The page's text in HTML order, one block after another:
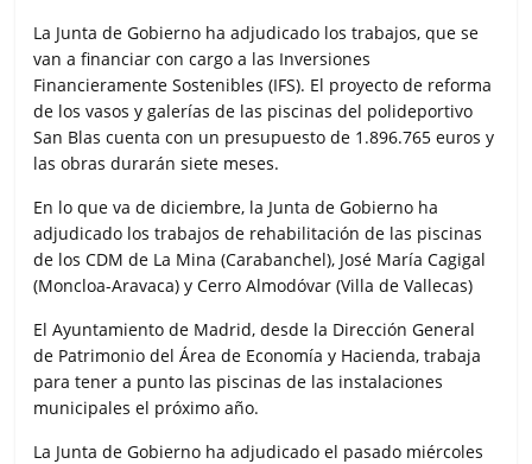
La Junta de Gobierno ha adjudicado los trabajos, que se
van a financiar con cargo a las Inversiones
Financieramente Sostenibles (IFS). El proyecto de reforma
de los vasos y galerías de las piscinas del polideportivo
San Blas cuenta con un presupuesto de 1.896.765 euros y
las obras durarán siete meses.
En lo que va de diciembre, la Junta de Gobierno ha
adjudicado los trabajos de rehabilitación de las piscinas
de los CDM de La Mina (Carabanchel), José María Cagigal
(Moncloa-Aravaca) y Cerro Almodóvar (Villa de Vallecas)
El Ayuntamiento de Madrid, desde la Dirección General
de Patrimonio del Área de Economía y Hacienda, trabaja
para tener a punto las piscinas de las instalaciones
municipales el próximo año.
La Junta de Gobierno ha adjudicado el pasado miércoles